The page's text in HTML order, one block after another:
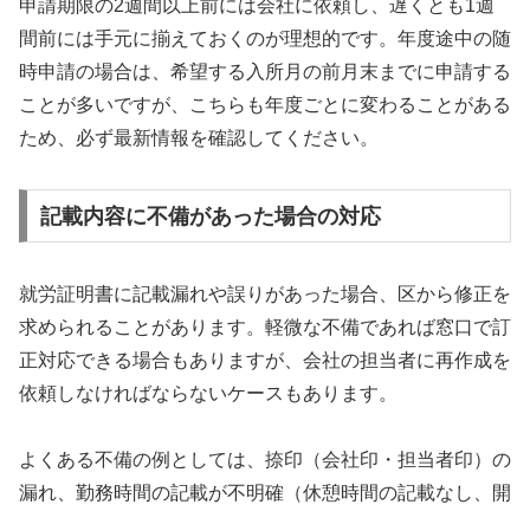
申請期限の2週間以上前には会社に依頼し、遅くとも1週
間前には手元に揃えておくのが理想的です。年度途中の随
時申請の場合は、希望する入所月の前月末までに申請する
ことが多いですが、こちらも年度ごとに変わることがある
ため、必ず最新情報を確認してください。
記載内容に不備があった場合の対応
就労証明書に記載漏れや誤りがあった場合、区から修正を
求められることがあります。軽微な不備であれば窓口で訂
正対応できる場合もありますが、会社の担当者に再作成を
依頼しなければならないケースもあります。
よくある不備の例としては、捺印（会社印・担当者印）の
漏れ、勤務時間の記載が不明確（休憩時間の記載なし、開